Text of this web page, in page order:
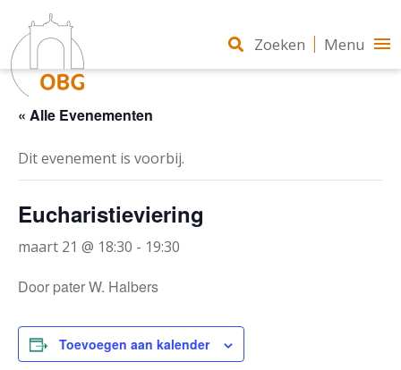
« Alle Evenementen
Dit evenement is voorbij.
Eucharistieviering
maart 21 @ 18:30 - 19:30
Door pater W. Halbers
Toevoegen aan kalender
Zoeken Menu